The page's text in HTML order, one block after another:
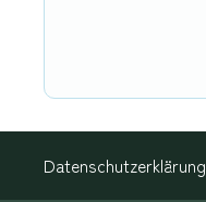
Datenschutzerklärung